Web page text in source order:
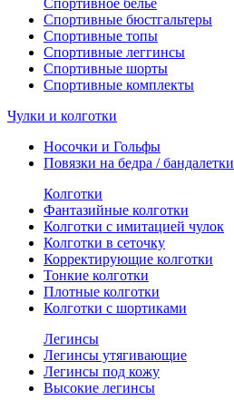
Спортивное белье
Спортивные бюстгальтеры
Спортивные топы
Спортивные леггинсы
Спортивные шорты
Спортивные комплекты
Чулки и колготки
Носочки и Гольфы
Повязки на бедра / бандалетки
Колготки
Фантазийные колготки
Колготки с имитацией чулок
Колготки в сеточку
Корректирующие колготки
Тонкие колготки
Плотные колготки
Колготки с шортиками
Легинсы
Легинсы утягивающие
Легинсы под кожу
Высокие легинсы